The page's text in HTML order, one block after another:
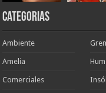
Categorias
Ambiente
Amelia
Comerciales